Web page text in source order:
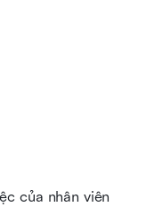
của nhân viên